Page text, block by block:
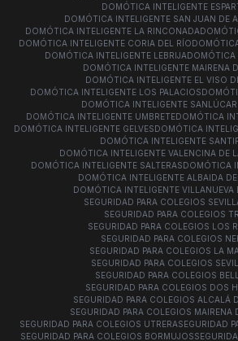
DOMÓTICA INTELIGENTE
DOMÓTICA INTELIGENTE SAN JUAN DE
DOMÓTICA INTELIGENTE LA RINCONADA
DOMÓTICA INTELIGENTE CORIA DEL RÍO
DOMÓTICA INTELIGENTE LEBRIJADOMÓTICA
DOMÓTICA INTELIGENTE MAIRENA
DOMÓTICA INTELIGENTE EL VISO
DOMÓTICA INTELIGENTE LOS PALACIOS
DOMÓTICA INTELIGENTE
DOMÓTICA INTELIGENTE UMBRETEDOMÓTICA
DOMÓTICA INTELIGENTE GELVESDOMÓTICA
DOMÓTICA INTELIGENTE
DOMÓTICA INTELIGENTE VALENCINA DE
DOMÓTICA INTELIGENTE SALTERASDOMÓTICA
DOMÓTICA INTELIGENTE ALBAIDA
DOMÓTICA INTELIGENTE VILLANUEVA
SEGURIDAD PARA COLEGIOS
SEGURIDAD PARA COLEGIOS
SEGURIDAD PARA COLEGIOS LOS
SEGURIDAD PARA COLEGIOS
SEGURIDAD PARA COLEGIOS LA
SEGURIDAD PARA COLEGIOS
SEGURIDAD PARA COLEGIOS
SEGURIDAD PARA COLEGIOS DOS
SEGURIDAD PARA COLEGIOS ALCALÁ
SEGURIDAD PARA COLEGIOS MAIRENA
SEGURIDAD PARA COLEGIOS UTRERASEGURIDAD
SEGURIDAD PARA COLEGIOS BORMUJOS